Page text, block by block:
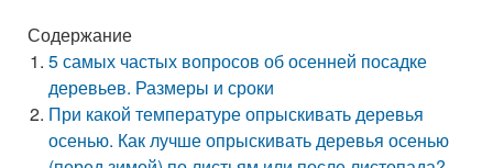
Содержание
5 самых частых вопросов об осенней посадке
деревьев. Размеры и сроки
При какой температуре опрыскивать деревья
осенью. Как лучше опрыскивать деревья осенью